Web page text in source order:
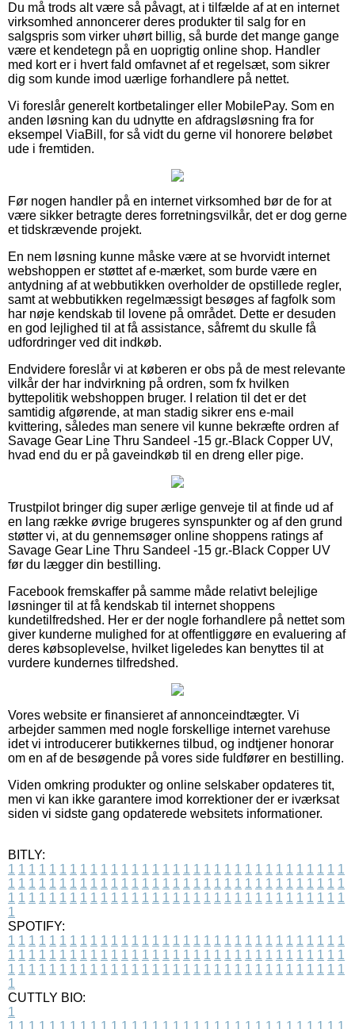
Du må trods alt være så påvagt, at i tilfælde af at en internet
virksomhed annoncerer deres produkter til salg for en
salgspris som virker uhørt billig, så burde det mange gange
være et kendetegn på en uoprigtig online shop. Handler
med kort er i hvert fald omfavnet af et regelsæt, som sikrer
dig som kunde imod uærlige forhandlere på nettet.
Vi foreslår generelt kortbetalinger eller MobilePay. Som en
anden løsning kan du udnytte en afdragsløsning fra for
eksempel ViaBill, for så vidt du gerne vil honorere beløbet
ude i fremtiden.
Før nogen handler på en internet virksomhed bør de for at
være sikker betragte deres forretningsvilkår, det er dog gerne
et tidskrævende projekt.
En nem løsning kunne måske være at se hvorvidt internet
webshoppen er støttet af e-mærket, som burde være en
antydning af at webbutikken overholder de opstillede regler,
samt at webbutikken regelmæssigt besøges af fagfolk som
har nøje kendskab til lovene på området. Dette er desuden
en god lejlighed til at få assistance, såfremt du skulle få
udfordringer ved dit indkøb.
Endvidere foreslår vi at køberen er obs på de mest relevante
vilkår der har indvirkning på ordren, som fx hvilken
byttepolitik webshoppen bruger. I relation til det er det
samtidig afgørende, at man stadig sikrer ens e-mail
kvittering, således man senere vil kunne bekræfte ordren af
Savage Gear Line Thru Sandeel -15 gr.-Black Copper UV,
hvad end du er på gaveindkøb til en dreng eller pige.
Trustpilot bringer dig super ærlige genveje til at finde ud af
en lang række øvrige brugeres synspunkter og af den grund
støtter vi, at du gennemsøger online shoppens ratings af
Savage Gear Line Thru Sandeel -15 gr.-Black Copper UV
før du lægger din bestilling.
Facebook fremskaffer på samme måde relativt belejlige
løsninger til at få kendskab til internet shoppens
kundetilfredshed. Her er der nogle forhandlere på nettet som
giver kunderne mulighed for at offentliggøre en evaluering af
deres købsoplevelse, hvilket ligeledes kan benyttes til at
vurdere kundernes tilfredshed.
Vores website er finansieret af annonceindtægter. Vi
arbejder sammen med nogle forskellige internet varehuse
idet vi introducerer butikkernes tilbud, og indtjener honorar
om en af de besøgende på vores side fuldfører en bestilling.
Viden omkring produkter og online selskaber opdateres tit,
men vi kan ikke garantere imod korrektioner der er iværksat
siden vi sidste gang opdaterede websitets informationer.
BITLY:
1 1 1 1 1 1 1 1 1 1 1 1 1 1 1 1 1 1 1 1 1 1 1 1 1 1 1 1 1 1 1 1 1
1 1 1 1 1 1 1 1 1 1 1 1 1 1 1 1 1 1 1 1 1 1 1 1 1 1 1 1 1 1 1 1 1
1 1 1 1 1 1 1 1 1 1 1 1 1 1 1 1 1 1 1 1 1 1 1 1 1 1 1 1 1 1 1 1 1
1
SPOTIFY:
1 1 1 1 1 1 1 1 1 1 1 1 1 1 1 1 1 1 1 1 1 1 1 1 1 1 1 1 1 1 1 1 1
1 1 1 1 1 1 1 1 1 1 1 1 1 1 1 1 1 1 1 1 1 1 1 1 1 1 1 1 1 1 1 1 1
1 1 1 1 1 1 1 1 1 1 1 1 1 1 1 1 1 1 1 1 1 1 1 1 1 1 1 1 1 1 1 1 1
1
CUTTLY BIO:
1
1 1 1 1 1 1 1 1 1 1 1 1 1 1 1 1 1 1 1 1 1 1 1 1 1 1 1 1 1 1 1 1 1